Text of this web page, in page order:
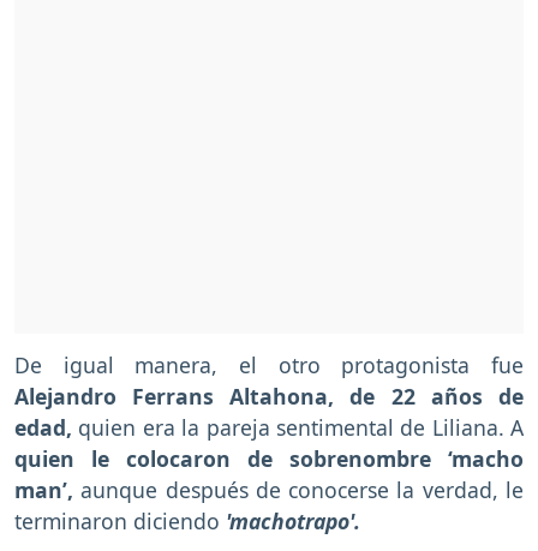
De igual manera, el otro protagonista fue
Alejandro Ferrans Altahona, de 22 años de
edad, quien era la pareja sentimental de Liliana. A
quien le colocaron de sobrenombre ‘macho
man’, aunque después de conocerse la verdad, le
terminaron diciendo 'machotrapo'.